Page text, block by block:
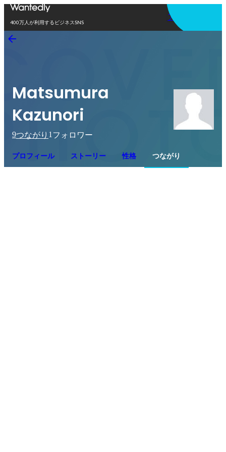
400万人が利用するビジネスSNS
アプリを使う
Matsumura
Kazunori
9つながり 1 フォロワー
プロフィール ストーリー 性格 つながり